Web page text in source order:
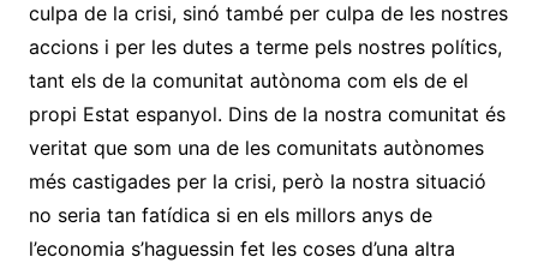
culpa de la crisi, sinó també per culpa de les nostres
accions i per les dutes a terme pels nostres polítics,
tant els de la comunitat autònoma com els de el
propi Estat espanyol. Dins de la nostra comunitat és
veritat que som una de les comunitats autònomes
més castigades per la crisi, però la nostra situació
no seria tan fatídica si en els millors anys de
l’economia s’haguessin fet les coses d’una altra